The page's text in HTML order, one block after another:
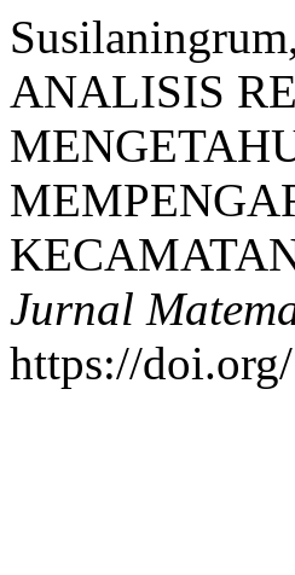
ANALISIS
Jurnal
https://